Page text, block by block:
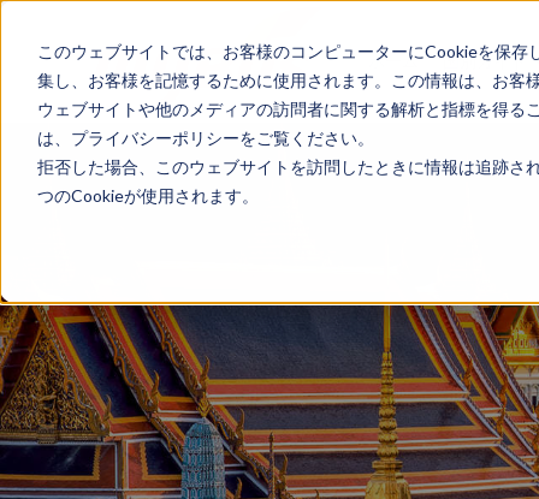
このウェブサイトでは、お客様のコンピューターにCookieを保
集し、お客様を記憶するために使用されます。この情報は、お
ウェブサイトや他のメディアの訪問者に関する解析と指標を得
は、プライバシーポリシーをご覧ください。
拒否した場合、このウェブサイトを訪問したときに情報は追跡
つのCookieが使用されます。
ホーム 国別ガイド